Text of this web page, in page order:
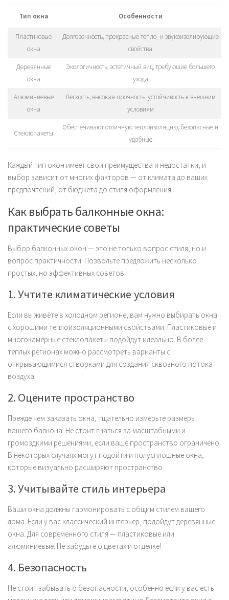
Тип окна Особенности
Пластиковые
окна
Долговечность, прекрасные тепло- и звукоизолирующие
свойства
Деревянные
окна
Экологичность, эстетичный вид, требующие большего
ухода
Алюминиевые
окна
Легкость, высокая прочность, устойчивость к внешним
условиям
Стеклопакеты
Обеспечивают отличную теплоизоляцию, безопасные и
удобные
Каждый тип окон имеет свои преимущества и недостатки, и
выбор зависит от многих факторов — от климата до ваших
предпочтений, от бюджета до стиля оформления.
Как выбрать балконные окна:
практические советы
Выбор балконных окон — это не только вопрос стиля, но и
вопрос практичности. Позвольте предложить несколько
простых, но эффективных советов.
1. Учтите климатические условия
Если вы живёте в холодном регионе, вам нужно выбирать окна
с хорошими теплоизоляционными свойствами. Пластиковые и
многокамерные стеклопакеты подойдут идеально. В более
тёплых регионах можно рассмотреть варианты с
открывающимися створками для создания сквозного потока
воздуха.
2. Оцените пространство
Прежде чем заказать окна, тщательно измерьте размеры
вашего балкона. Не стоит гнаться за масштабными и
громоздкими решениями, если ваше пространство ограничено.
В некоторых случаях могут подойти и полусплошные окна,
которые визуально расширяют пространство.
3. Учитывайте стиль интерьера
Ваши окна должны гармонировать с общим стилем вашего
дома. Если у вас классический интерьер, подойдут деревянные
окна. Для современного стиля — пластиковые или
алюминиевые. Не забудьте о цветах и отделке!
4. Безопасность
Не стоит забывать о безопасности, особенно если у вас есть